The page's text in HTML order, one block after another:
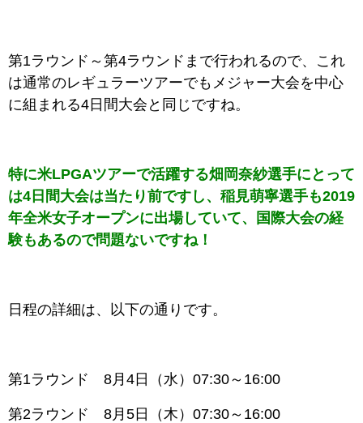
第1ラウンド～第4ラウンドまで行われるので、これ
は通常のレギュラーツアーでもメジャー大会を中心
に組まれる4日間大会と同じですね。
特に米LPGAツアーで活躍する畑岡奈紗選手にとって
は4日間大会は当たり前ですし、稲見萌寧選手も2019
年全米女子オープンに出場していて、国際大会の経
験もあるので問題ないですね！
日程の詳細は、以下の通りです。
第1ラウンド 8月4日（水）07:30～16:00
第2ラウンド 8月5日（木）07:30～16:00